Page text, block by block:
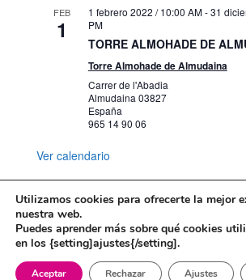
FEB
1
1 febrero 2022 / 10:00 AM-31
PM
TORRE ALMOHADE DE
Torre Almohade de Almudaina
Carrer de l'Abadia
Almudaina 03827
España
965 14 90 06
Ver calendario
Mapa web
Política de
Politica de cookies
Utilizamos cookies para ofrecerte la mejor
nuestra web.
Puedes aprender más sobre qué cookies
en los {setting]ajustes{/setting].
Aceptar Rechazar Ajustes